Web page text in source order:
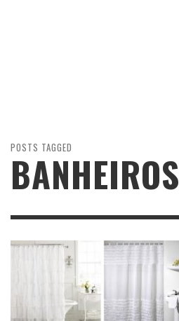
POSTS TAGGED
BANHEIROS